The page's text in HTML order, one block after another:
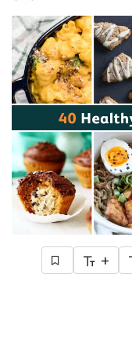
+